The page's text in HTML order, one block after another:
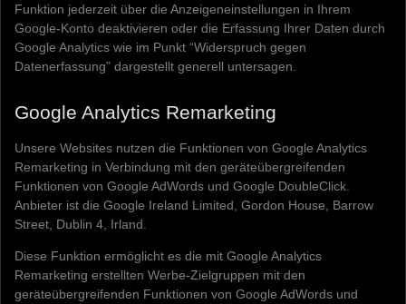
Funktion jederzeit über die Anzeigeneinstellungen in Ihrem
Google-Konto deaktivieren oder die Erfassung Ihrer Daten durch
Google Analytics wie im Punkt “Widerspruch gegen
Datenerfassung” dargestellt generell untersagen.
Google Analytics Remarketing
Unsere Websites nutzen die Funktionen von Google Analytics
Remarketing in Verbindung mit den geräteübergreifenden
Funktionen von Google AdWords und Google DoubleClick.
Anbieter ist die Google Ireland Limited, Gordon House, Barrow
Street, Dublin 4, Irland.
Diese Funktion ermöglicht es die mit Google Analytics
Remarketing erstellten Werbe-Zielgruppen mit den
geräteübergreifenden Funktionen von Google AdWords und